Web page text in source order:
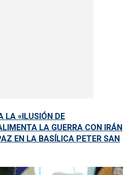
LA «ILUSIÓN DE
LA GUERRA CON IRÁN
EN LA BASÍLICA PETER SAN